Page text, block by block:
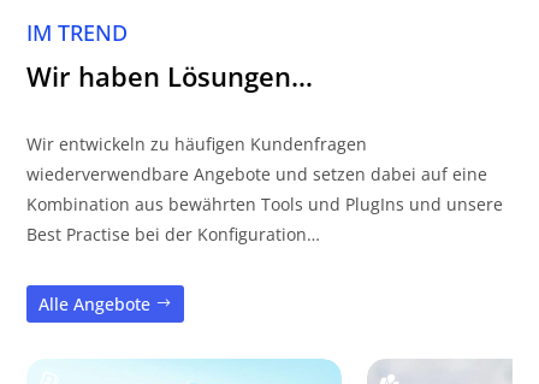
IM TREND
Wir haben Lösungen…
Wir entwickeln zu häufigen Kundenfragen
wiederverwendbare Angebote und setzen dabei auf eine
Kombination aus bewährten Tools und PlugIns und unsere
Best Practise bei der Konfiguration…
Alle Angebote